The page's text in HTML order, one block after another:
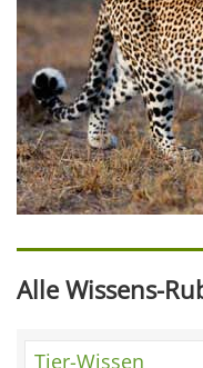
Alle Wissens-
Tier-Wissen